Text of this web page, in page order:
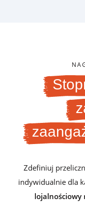
Zdefiniuj
indywidualnie dla
lojalnościowy